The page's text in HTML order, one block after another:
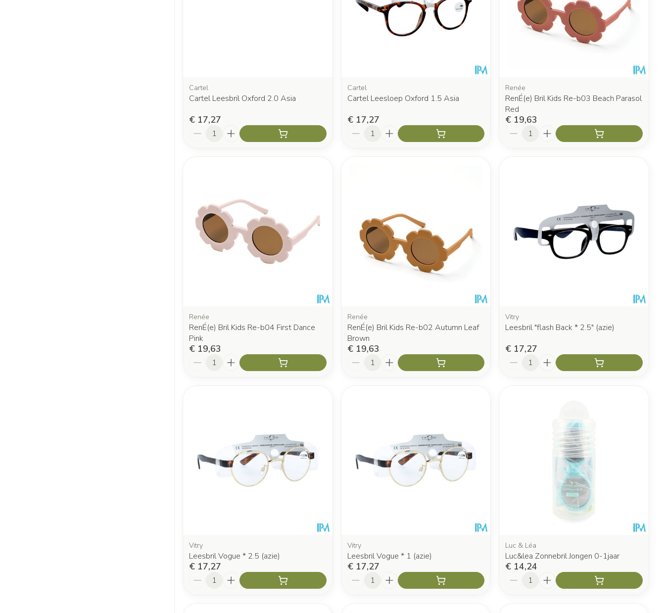
Cartel
Cartel Leesbril Oxford 2.0 Asia
€ 17,27
Aantal
Cartel
Cartel Leesloep Oxford 1.5 Asia
€ 17,27
Aantal
Renée
RenÉ(e) Bril Kids Re-b03 Beach Parasol
Red
€ 19,63
Aantal
Renée
RenÉ(e) Bril Kids Re-b04 First Dance
Pink
€ 19,63
Aantal
Renée
RenÉ(e) Bril Kids Re-b02 Autumn Leaf
Brown
€ 19,63
Aantal
Vitry
Leesbril "flash Back * 2.5" (azie)
€ 17,27
Aantal
Vitry
Leesbril Vogue * 2.5 (azie)
€ 17,27
Aantal
Vitry
Leesbril Vogue * 1 (azie)
€ 17,27
Aantal
Luc & Léa
Luc&lea Zonnebril Jongen 0-1jaar
€ 14,24
Aantal